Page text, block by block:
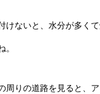
けないと、水分が多く
。
周りの道路を見ると、